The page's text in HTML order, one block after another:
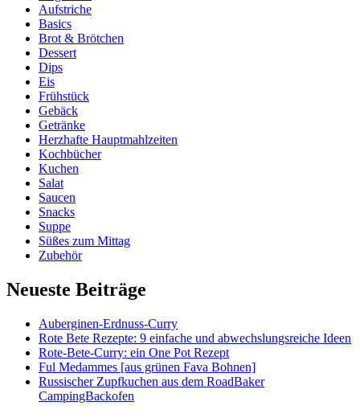
Aufstriche
Basics
Brot & Brötchen
Dessert
Dips
Eis
Frühstück
Gebäck
Getränke
Herzhafte Hauptmahlzeiten
Kochbücher
Kuchen
Salat
Saucen
Snacks
Suppe
Süßes zum Mittag
Zubehör
Neueste Beiträge
Auberginen-Erdnuss-Curry
Rote Bete Rezepte: 9 einfache und abwechslungsreiche Ideen
Rote-Bete-Curry: ein One Pot Rezept
Ful Medammes [aus grünen Fava Bohnen]
Russischer Zupfkuchen aus dem RoadBaker
CampingBackofen